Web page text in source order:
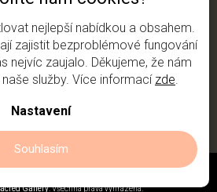
nejlepší nabídkou a obsahem.
zajistit bezproblémové fungování
nejvíc zaujalo. Děkujeme, že nám
služby. Více informací zde.
Nastavení
Souhlasím
souhlasíte spodmínkami
osobních údajů
Gallery. Všechna práva vyhrazena.